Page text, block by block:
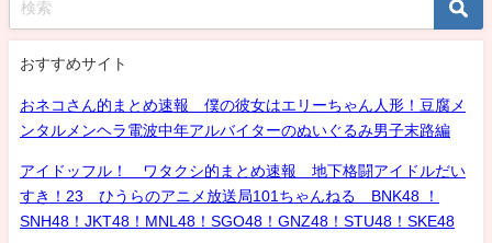
おすすめサイト
おネコさん的まとめ速報 僕の彼女はエリーちゃん人形！豆腐メ
ンタルメンヘラ電波中年アルバイターのぬいぐるみ男子末路編
アイドッフル！ ワタクシ的まとめ速報 地下格闘アイドルだい
すき！23 ひうらのアニメ放送局101ちゃんねる BNK48 ！
SNH48！JKT48！MNL48！SGO48！GNZ48！STU48！SKE48